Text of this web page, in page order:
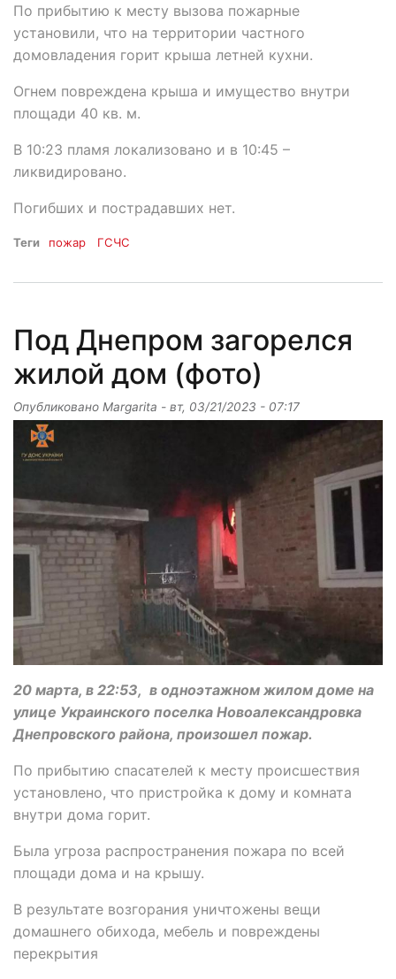
По прибытию к месту вызова пожарные
установили, что на территории частного
домовладения горит крыша летней кухни.
Огнем повреждена крыша и имущество внутри
площади 40 кв. м.
В 10:23 пламя локализовано и в 10:45 –
ликвидировано.
Погибших и пострадавших нет.
Теги пожар ГСЧС
Под Днепром загорелся
жилой дом (фото)
Опубликовано Margarita - вт, 03/21/2023 - 07:17
20 марта, в 22:53, в одноэтажном жилом доме на
улице Украинского поселка Новоалександровка
Днепровского района, произошел пожар.
По прибытию спасателей к месту происшествия
установлено, что пристройка к дому и комната
внутри дома горит.
Была угроза распространения пожара по всей
площади дома и на крышу.
В результате возгорания уничтожены вещи
домашнего обихода, мебель и повреждены
перекрытия